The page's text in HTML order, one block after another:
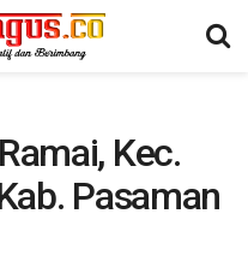
Kec.
Pasaman